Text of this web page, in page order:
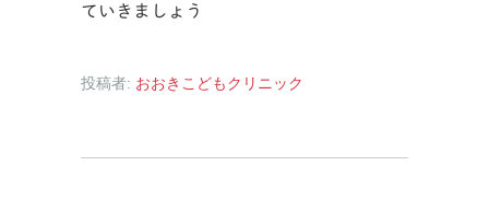
ていきましょう
投稿者: おおきこどもクリニック